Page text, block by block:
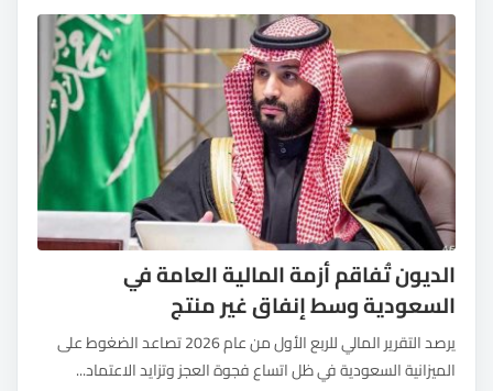
الديون تُفاقم أزمة المالية العامة في
السعودية وسط إنفاق غير منتج
يرصد التقرير المالي للربع الأول من عام 2026 تصاعد الضغوط على
الميزانية السعودية في ظل اتساع فجوة العجز وتزايد الاعتماد...